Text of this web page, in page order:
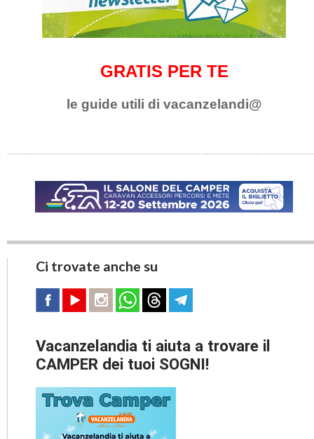
GRATIS PER TE
le guide utili di vacanzelandi@
Ci trovate anche su
Vacanzelandia ti aiuta a trovare il
CAMPER dei tuoi SOGNI!